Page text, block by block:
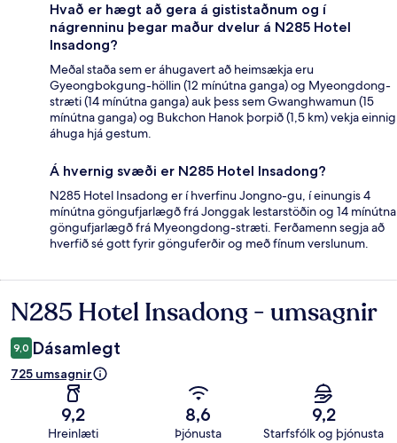
Hvað er hægt að gera á gististaðnum og í
nágrenninu þegar maður dvelur á N285 Hotel
Insadong?
Meðal staða sem er áhugavert að heimsækja eru
Gyeongbokgung-höllin (12 mínútna ganga) og Myeongdong-
stræti (14 mínútna ganga) auk þess sem Gwanghwamun (15
mínútna ganga) og Bukchon Hanok þorpið (1,5 km) vekja einnig
áhuga hjá gestum.
Á hvernig svæði er N285 Hotel Insadong?
N285 Hotel Insadong er í hverfinu Jongno-gu, í einungis 4
mínútna göngufjarlægð frá Jonggak lestarstöðin og 14 mínútna
göngufjarlægð frá Myeongdong-stræti. Ferðamenn segja að
hverfið sé gott fyrir gönguferðir og með fínum verslunum.
Umsagnir
N285 Hotel Insadong - umsagnir
9,0 Dásamlegt
725 umsagnir
9,2
Hreinlæti
8,6
Þjónusta
9,2
Starfsfólk og þjónusta